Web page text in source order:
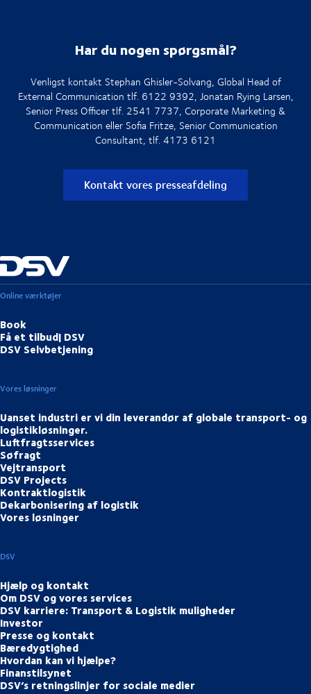
Har du nogen spørgsmål?
Venligst kontakt Stephan Ghisler-Solvang, Global Head of
External Communication tlf. 6122 9392, Jonatan Rying Larsen,
Senior Press Officer tlf. 2541 7737, Corporate Marketing &
Communication eller Sofia Fritze, Senior Communication
Consultant, tlf. 4173 6121
Kontakt vores presseafdeling
Online værktøjer
Book
Få et tilbud| DSV
DSV Selvbetjening
Vores løsninger
Uanset industri er vi din leverandør af globale transport- og
logistikløsninger.
Luftfragtsservices
Søfragt
Vejtransport
DSV Projects
Kontraktlogistik
Dekarbonisering af logistik
Vores løsninger
DSV
Hjælp og kontakt
Om DSV og vores services
DSV karriere: Transport & Logistik muligheder
Investor
Presse og kontakt
Bæredygtighed
Hvordan kan vi hjælpe?
Finanstilsynet
DSV’s retningslinjer for sociale medier